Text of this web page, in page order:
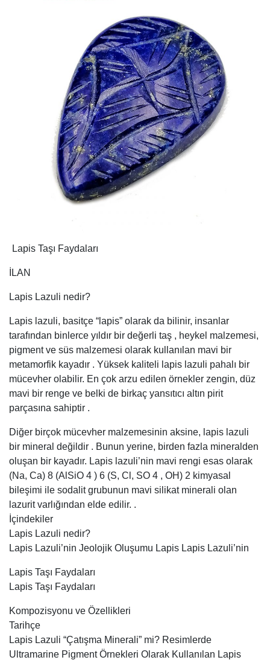
Lapis Taşı Faydaları
İLAN
Lapis Lazuli nedir?
Lapis lazuli, basitçe “lapis” olarak da bilinir, insanlar
tarafından binlerce yıldır bir değerli taş , heykel malzemesi,
pigment ve süs malzemesi olarak kullanılan mavi bir
metamorfik kayadır . Yüksek kaliteli lapis lazuli pahalı bir
mücevher olabilir. En çok arzu edilen örnekler zengin, düz
mavi bir renge ve belki de birkaç yansıtıcı altın pirit
parçasına sahiptir .
Diğer birçok mücevher malzemesinin aksine, lapis lazuli
bir mineral değildir . Bunun yerine, birden fazla mineralden
oluşan bir kayadır. Lapis lazuli’nin mavi rengi esas olarak
(Na, Ca) 8 (AlSiO 4 ) 6 (S, Cl, SO 4 , OH) 2 kimyasal
bileşimi ile sodalit grubunun mavi silikat minerali olan
lazurit varlığından elde edilir. .
İçindekiler
Lapis Lazuli nedir?
Lapis Lazuli’nin Jeolojik Oluşumu Lapis Lapis Lazuli’nin
Lapis Taşı Faydaları
Lapis Taşı Faydaları
Kompozisyonu ve Özellikleri
Tarihçe
Lapis Lazuli “Çatışma Minerali” mi? Resimlerde
Ultramarine Pigment Örnekleri Olarak Kullanılan Lapis